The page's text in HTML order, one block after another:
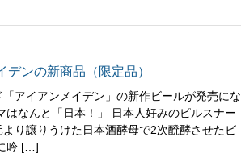
デンの新商品（限定品）
アイアンメイデン」の新作ビールが発売にな
はなんと「日本！」 日本人好みのピルスナー
り譲りうけた日本酒酵母で2次醗酵させたビ
吟 […]